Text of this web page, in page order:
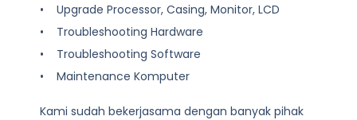
• Upgrade Processor, Casing, Monitor, LCD
• Troubleshooting Hardware
• Troubleshooting Software
• Maintenance Komputer
Kami sudah bekerjasama dengan banyak pihak